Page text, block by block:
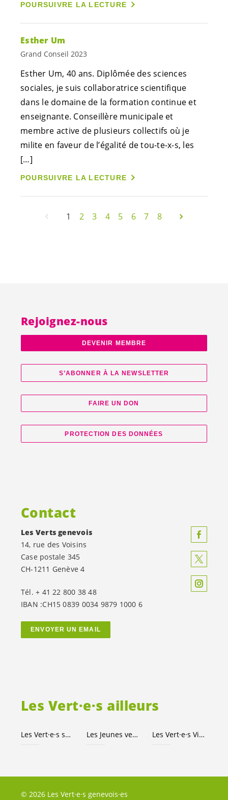
POURSUIVRE LA LECTURE
Esther Um
Grand Conseil 2023
Esther Um, 40 ans. Diplômée des sciences
sociales, je suis collaboratrice scientifique
dans le domaine de la formation continue et
enseignante. Conseillère municipale et
membre active de plusieurs collectifs où je
milite en faveur de l’égalité de tou-te-x-s, les
[…]
POURSUIVRE LA LECTURE
1 2 3 4 5 6 7 8
Les Vert·e·s ailleurs
Les Vert·e·s suisses Les Jeunes vert-e-s Les Vert·e·s Ville de Genève
Rejoignez-nous
DEVENIR MEMBRE
S’ABONNER À LA NEWSLETTER
FAIRE UN DON
PROTECTION DES DONNÉES
Contact
Les Verts genevois
14, rue des Voisins
Case postale 345
CH-1211 Genève 4
Tél. + 41 22 800 38 48
IBAN :CH15 0839 0034 9879 1000 6
ENVOYER UN EMAIL
© 2026 Les Vert·e·s genevois·es